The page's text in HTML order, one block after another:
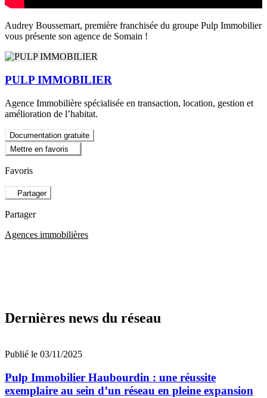
Audrey Boussemart, première franchisée du groupe Pulp Immobilier
vous présente son agence de Somain !
PULP IMMOBILIER
Agence Immobilière spécialisée en transaction, location, gestion et
amélioration de l’habitat.
Documentation gratuite
Mettre en favoris
Favoris
Partager
Partager
Agences immobilières
Dernières news du réseau
Publié le 03/11/2025
Pulp Immobilier Haubourdin : une réussite
exemplaire au sein d’un réseau en pleine expansion